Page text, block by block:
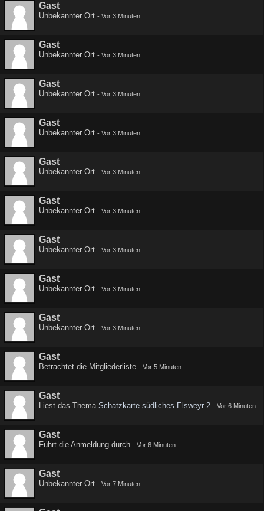
Gast
Unbekannter Ort - Vor 3 Minuten
Gast
Unbekannter Ort - Vor 3 Minuten
Gast
Unbekannter Ort - Vor 3 Minuten
Gast
Unbekannter Ort - Vor 3 Minuten
Gast
Unbekannter Ort - Vor 3 Minuten
Gast
Unbekannter Ort - Vor 3 Minuten
Gast
Unbekannter Ort - Vor 3 Minuten
Gast
Unbekannter Ort - Vor 3 Minuten
Gast
Unbekannter Ort - Vor 3 Minuten
Gast
Betrachtet die Mitgliederliste - Vor 5 Minuten
Gast
Liest das Thema Schatzkarte südliches Elsweyr 2 - Vor 6 Minuten
Gast
Führt die Anmeldung durch - Vor 6 Minuten
Gast
Unbekannter Ort - Vor 7 Minuten